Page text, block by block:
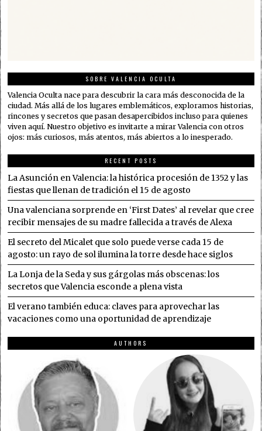
SOBRE VALENCIA OCULTA
Valencia Oculta nace para descubrir la cara más desconocida de la
ciudad. Más allá de los lugares emblemáticos, exploramos historias,
rincones y secretos que pasan desapercibidos incluso para quienes
viven aquí. Nuestro objetivo es invitarte a mirar Valencia con otros
ojos: más curiosos, más atentos, más abiertos a lo inesperado.
RECENT POSTS
La Asunción en Valencia: la histórica procesión de 1352 y las
fiestas que llenan de tradición el 15 de agosto
Una valenciana sorprende en ‘First Dates’ al revelar que cree
recibir mensajes de su madre fallecida a través de Alexa
El secreto del Micalet que solo puede verse cada 15 de
agosto: un rayo de sol ilumina la torre desde hace siglos
La Lonja de la Seda y sus gárgolas más obscenas: los
secretos que Valencia esconde a plena vista
El verano también educa: claves para aprovechar las
vacaciones como una oportunidad de aprendizaje
AUTHORS